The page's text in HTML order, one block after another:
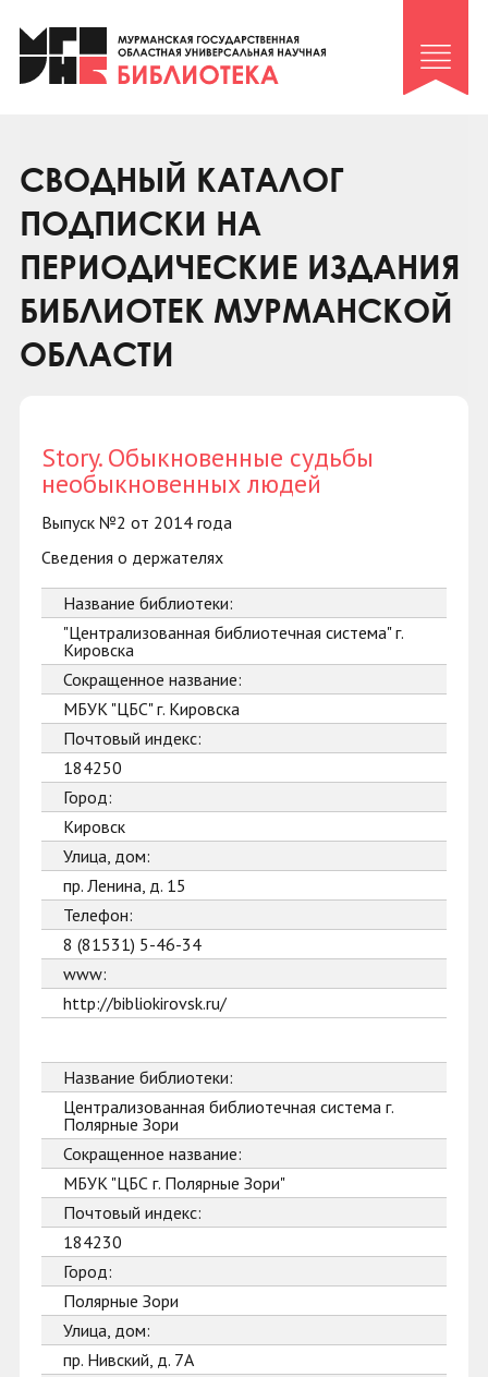
Клуб «Гиря и сельдерей»
Клуб «Семейный архив»
Коллегам
Контакты
СВОДНЫЙ КАТАЛОГ
ПОДПИСКИ НА
ПЕРИОДИЧЕСКИЕ ИЗДАНИЯ
БИБЛИОТЕК МУРМАНСКОЙ
ОБЛАСТИ
Story. Обыкновенные судьбы
необыкновенных людей
Выпуск №2 от 2014 года
Сведения о держателях
Название библиотеки:
"Централизованная библиотечная система" г.
Кировска
Сокращенное название:
МБУК "ЦБС" г. Кировска
Почтовый индекс:
184250
Город:
Кировск
Улица, дом:
пр. Ленина, д. 15
Телефон:
8 (81531) 5-46-34
www:
http://bibliokirovsk.ru/
Название библиотеки:
Централизованная библиотечная система г.
Полярные Зори
Сокращенное название:
МБУК "ЦБС г. Полярные Зори"
Почтовый индекс:
184230
Город:
Полярные Зори
Улица, дом:
пр. Нивский, д. 7А